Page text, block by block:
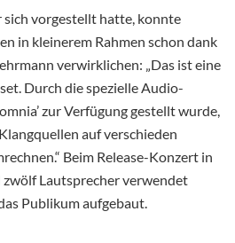
sich vorgestellt hatte, konnte
in kleinerem Rahmen schon dank
verwirklichen: „Das ist eine
Durch die spezielle Audio-
zur Verfügung gestellt wurde,
auf verschieden
Beim Release-Konzert in
zwölf Lautsprecher verwendet
Publikum aufgebaut.